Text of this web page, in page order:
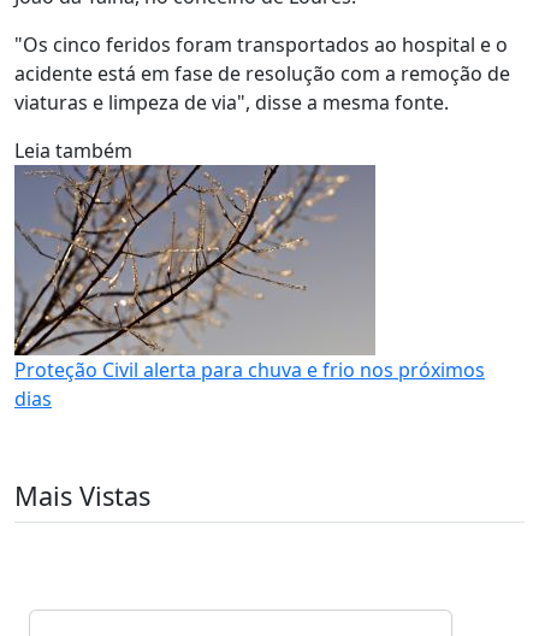
"Os cinco feridos foram transportados ao hospital e o
acidente está em fase de resolução com a remoção de
viaturas e limpeza de via", disse a mesma fonte.
Leia também
Proteção Civil alerta para chuva e frio nos próximos
dias
Mais Vistas